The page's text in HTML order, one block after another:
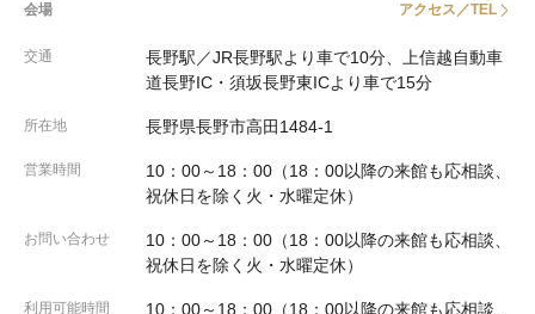
会場 アクセス／TEL
交通
長野駅／JR長野駅より車で10分、上信越自動車
道長野IC・須坂長野東ICより車で15分
所在地 長野県長野市高田1484-1
営業時間
10：00～18：00（18：00以降の来館も応相談、
祝休日を除く火・水曜定休）
お問い合わせ
10：00～18：00（18：00以降の来館も応相談、
祝休日を除く火・水曜定休）
利用可能時間
10：00～18：00（18：00以降の来館も応相談、